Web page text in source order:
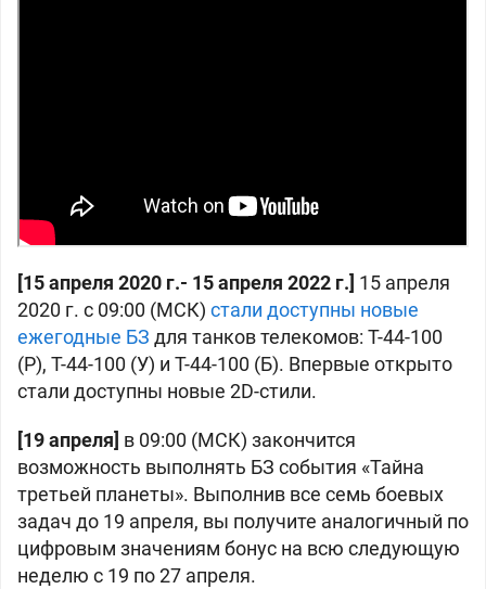
[15 апреля 2020 г.- 15 апреля 2022 г.] 15 апреля
2020 г. c 09:00 (МСК) стали доступны новые
ежегодные БЗ для танков телекомов: Т-44-100
(Р), Т-44-100 (У) и Т-44-100 (Б). Впервые открыто
стали доступны новые 2D-стили.
[19 апреля] в 09:00 (МСК) закончится
возможность выполнять БЗ события «Тайна
третьей планеты». Выполнив все семь боевых
задач до 19 апреля, вы получите аналогичный по
цифровым значениям бонус на всю следующую
неделю с 19 по 27 апреля.